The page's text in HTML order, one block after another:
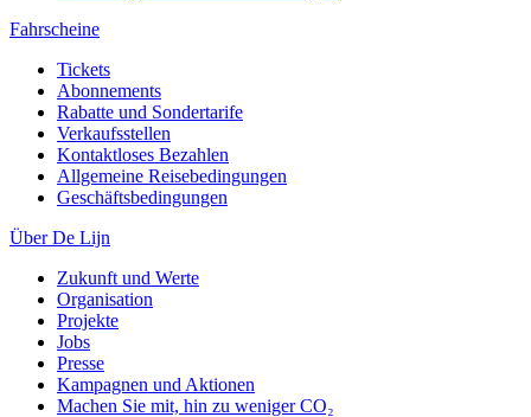
Fahrscheine
Tickets
Abonnements
Rabatte und Sondertarife
Verkaufsstellen
Kontaktloses Bezahlen
Allgemeine Reisebedingungen
Geschäftsbedingungen
Über De Lijn
Zukunft und Werte
Organisation
Projekte
Jobs
Presse
Kampagnen und Aktionen
Machen Sie mit, hin zu weniger CO₂